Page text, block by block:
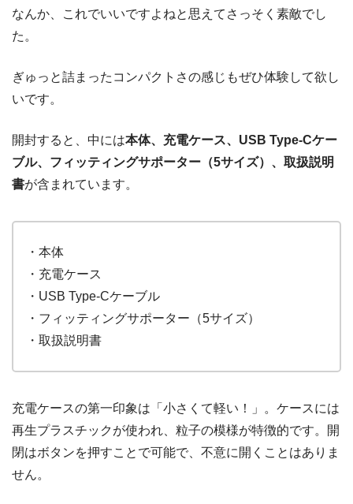
なんか、これでいいですよねと思えてさっそく素敵でし
た。
ぎゅっと詰まったコンパクトさの感じもぜひ体験して欲し
いです。
開封すると、中には本体、充電ケース、USB Type-Cケー
ブル、フィッティングサポーター（5サイズ）、取扱説明
書が含まれています。
・本体
・充電ケース
・USB Type-Cケーブル
・フィッティングサポーター（5サイズ）
・取扱説明書
充電ケースの第一印象は「小さくて軽い！」。ケースには
再生プラスチックが使われ、粒子の模様が特徴的です。開
閉はボタンを押すことで可能で、不意に開くことはありま
せん。